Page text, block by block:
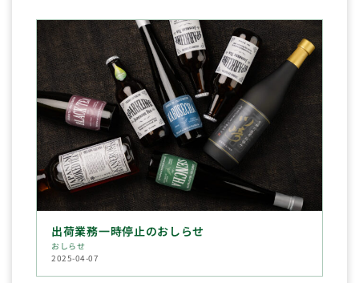
出荷業務一時停止のおしらせ
おしらせ
2025-04-07